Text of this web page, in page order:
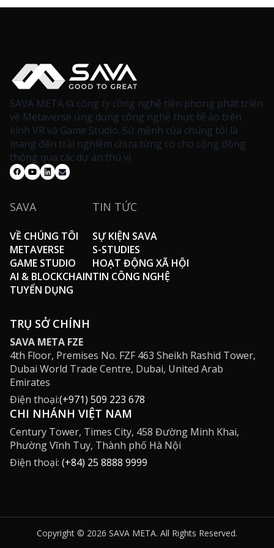
SAVA META là công ty công nghệ tiên phong phát triển
về Metaverse ứng dụng công nghệ thực tế ảo trên
kính VR và Game Studio. Sứ mệnh của chúng tôi là
mang đến trải nghiệm chưa từng có cho cộng đồng
thông qua các dự án thú vị.
SAVA
VỀ CHÚNG TÔI
METAVERSE
GAME STUDIO
AI & BLOCKCHAIN
TUYỂN DỤNG
TIN TỨC
SỰ KIỆN SAVA
S-STUDIES
HOẠT ĐỘNG XÃ HỘI
TIN CÔNG NGHỆ
TRỤ SỞ CHÍNH
SAVA META FZE
4th Floor, Premises No. FZF 463 Sheikh Rashid Tower,
Dubai World Trade Centre, Dubai, United Arab
Emirates
Điện thoại:(+971) 509 223 678
CHI NHÁNH VIỆT NAM
Century Tower, Times City, 458 Đường Minh Khai,
Phường Vĩnh Tuy, Thành phố Hà Nội
Điện thoại: (+84) 25 8888 9999
Copyright © 2026 SAVA META. All Rights Reserved.